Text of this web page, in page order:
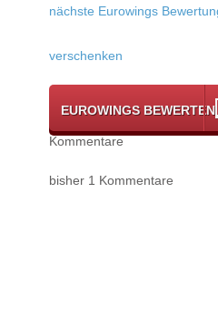
nächste Eurowings
verschenken
EUROWINGS BEWERTEN
Kommentare
bisher 1 Kommentare